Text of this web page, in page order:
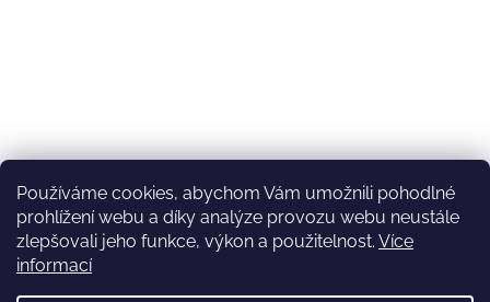
Používáme cookies, abychom Vám umožnili pohodlné
prohlížení webu a díky analýze provozu webu neustále
zlepšovali jeho funkce, výkon a použitelnost. Více
informací